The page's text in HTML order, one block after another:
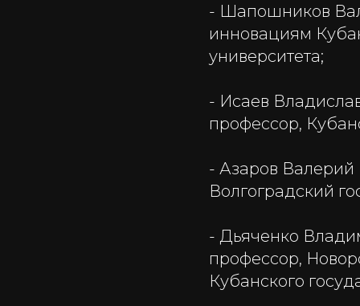
- Шапошников
инновациям
университета;
- Исаев
профессор,
- Азаров Валерий
Волгоградский
- Дьяченко
профессор,
Кубанского